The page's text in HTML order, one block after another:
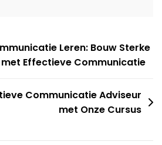
Leren: Bouw Sterke
Effectieve Communicatie
Communicatie Adviseur
met Onze Cursus